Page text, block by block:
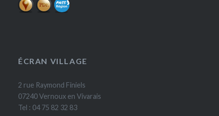
ÉCRAN VILLAGE
2 rue Raymond Finiels
07240 Vernoux en Vivarais
Tel : 04 75 82 32 83